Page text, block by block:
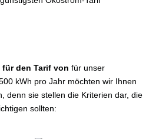
den Tarif von für unser
kWh pro Jahr möchten wir Ihnen
denn sie stellen die Kriterien dar, die
sollten: